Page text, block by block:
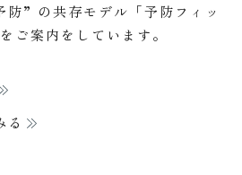
防” の共存モデル「予防フィッ
ご案内をしています。
る